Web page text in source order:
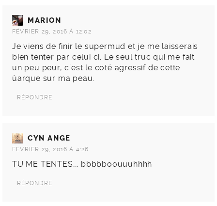
MARION
FÉVRIER 29, 2016 À 12:02
Je viens de finir le supermud et je me laisserais
bien tenter par celui ci. Le seul truc qui me fait
un peu peur, c’est le coté agressif de cette
ùarque sur ma peau.
RÉPONDRE
CYN ANGE
FÉVRIER 29, 2016 À 4:26
TU ME TENTES…. bbbbboouuuhhhh
RÉPONDRE